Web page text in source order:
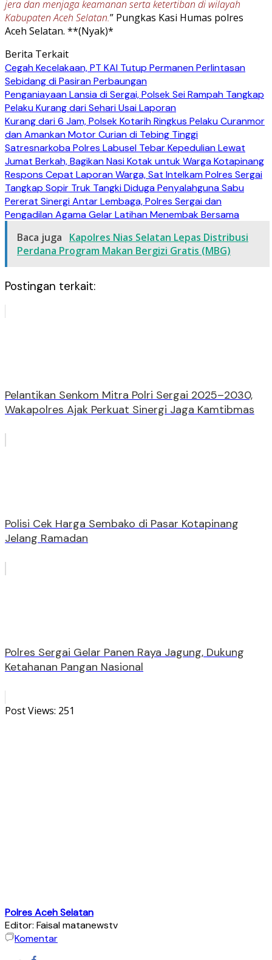
jera dan menjaga keamanan serta ketertiban di wilayah
Kabupaten Aceh Selatan.” Pungkas Kasi Humas polres
Aceh Selatan. **(Nyak)*
Berita Terkait
Cegah Kecelakaan, PT KAI Tutup Permanen Perlintasan
Sebidang di Pasiran Perbaungan
Penganiayaan Lansia di Sergai, Polsek Sei Rampah Tangkap
Pelaku Kurang dari Sehari Usai Laporan
Kurang dari 6 Jam, Polsek Kotarih Ringkus Pelaku Curanmor
dan Amankan Motor Curian di Tebing Tinggi
Satresnarkoba Polres Labusel Tebar Kepedulian Lewat
Jumat Berkah, Bagikan Nasi Kotak untuk Warga Kotapinang
Respons Cepat Laporan Warga, Sat Intelkam Polres Sergai
Tangkap Sopir Truk Tangki Diduga Penyalahguna Sabu
Pererat Sinergi Antar Lembaga, Polres Sergai dan
Pengadilan Agama Gelar Latihan Menembak Bersama
Baca juga
Kapolres Nias Selatan Lepas Distribusi
Perdana Program Makan Bergizi Gratis (MBG)
Postingan terkait:
Pelantikan Senkom Mitra Polri Sergai 2025–2030,
Wakapolres Ajak Perkuat Sinergi Jaga Kamtibmas
Polisi Cek Harga Sembako di Pasar Kotapinang
Jelang Ramadan
Polres Sergai Gelar Panen Raya Jagung, Dukung
Ketahanan Pangan Nasional
Post Views: 251
Polres Aceh Selatan
Editor: Faisal matanewstv
Komentar